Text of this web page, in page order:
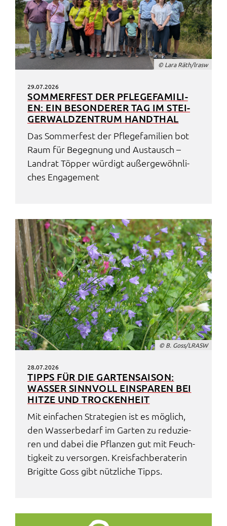
© Lara Räth/lrasw
29.07.2026
SOMMER­FEST DER PFLE­GE­FA­MI­LI­
EN: EIN BESON­DE­RER TAG IM STEI­
GER­WALD­ZEN­TRUM HAND­THAL
Das Sommer­fest der Pfle­ge­fa­mi­li­en bot
Raum für Begeg­nung und Austausch –
Land­rat Töpper würdigt außer­ge­wöhn­li­
ches Enga­ge­ment
© B. Goss/LRASW
28.07.2026
TIPPS FÜR DIE GARTEN­SAI­SON:
WASSER SINN­VOLL EINSPA­REN BEI
HITZE UND TROCKEN­HEIT
Mit einfa­chen Stra­te­gi­en ist es möglich,
den Wasser­be­darf im Garten zu redu­zie­
ren und dabei die Pflan­zen gut mit Feuch­
tig­keit zu versor­gen. Kreis­fach­be­ra­te­rin
Brigit­te Goss gibt nütz­li­che Tipps.